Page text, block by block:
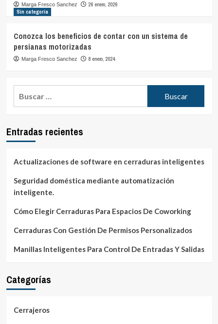
Marga Fresco Sanchez
26 enero, 2026
Sin categoría
Conozca los beneficios de contar con un sistema de
persianas motorizadas
Marga Fresco Sanchez 8 enero, 2024
Entradas recientes
Actualizaciones de software en cerraduras inteligentes
Seguridad doméstica mediante automatización
inteligente.
Cómo Elegir Cerraduras Para Espacios De Coworking
Cerraduras Con Gestión De Permisos Personalizados
Manillas Inteligentes Para Control De Entradas Y Salidas
Categorías
Cerrajeros